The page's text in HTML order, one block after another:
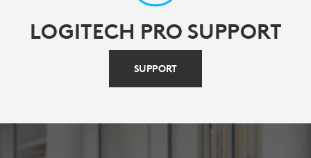
LOGITECH PRO SUPPORT
SUPPORT